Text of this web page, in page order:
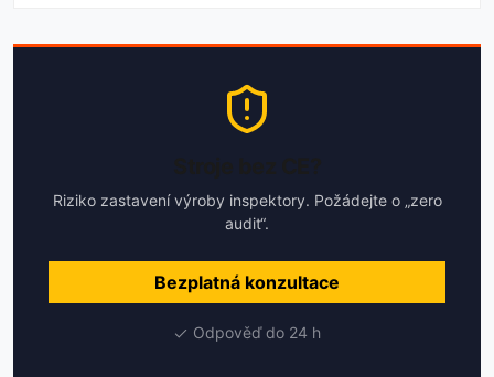
Riziko zastavení výroby inspektory. Požádejte o „zero
audit“.
Bezplatná konzultace
Odpověď do 24 h